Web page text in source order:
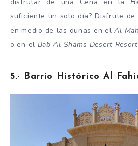
suficiente un solo día? Disfrute de
en medio de las dunas en elAl
o en el Bab Al Shams Desert
5.- Barrio Histórico Al